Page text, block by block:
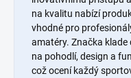
na kvalitu nabízí
vhodné pro
amatéry. Značka klade
na pohodlí, design a
což ocení každý